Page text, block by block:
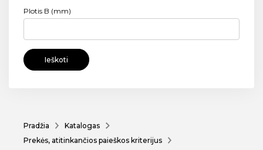
Plotis B (mm)
Ieškoti
Pradžia
Katalogas
Prekės, atitinkančios paieškos kriterijus